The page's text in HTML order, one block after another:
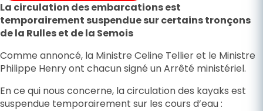
La circulation des embarcations est
temporairement suspendue sur certains tronçons
de la Rulles et de la Semois
Comme annoncé, la Ministre Celine Tellier et le Ministre
Philippe Henry ont chacun signé un Arrêté ministériel.
En ce qui nous concerne, la circulation des kayaks est
suspendue temporairement sur les cours d’eau :